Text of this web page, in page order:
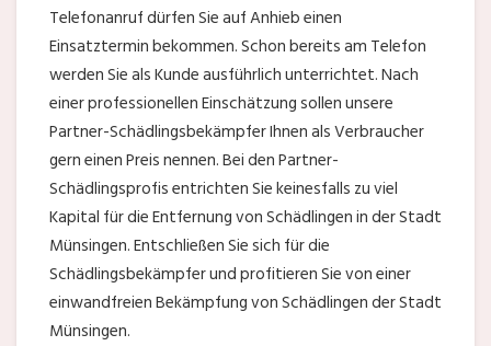
Telefonanruf dürfen Sie auf Anhieb einen
Einsatztermin bekommen. Schon bereits am Telefon
werden Sie als Kunde ausführlich unterrichtet. Nach
einer professionellen Einschätzung sollen unsere
Partner-Schädlingsbekämpfer Ihnen als Verbraucher
gern einen Preis nennen. Bei den Partner-
Schädlingsprofis entrichten Sie keinesfalls zu viel
Kapital für die Entfernung von Schädlingen in der Stadt
Münsingen. Entschließen Sie sich für die
Schädlingsbekämpfer und profitieren Sie von einer
einwandfreien Bekämpfung von Schädlingen der Stadt
Münsingen.